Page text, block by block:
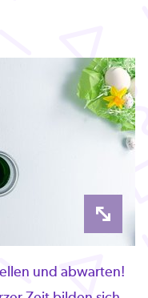
und abwarten!